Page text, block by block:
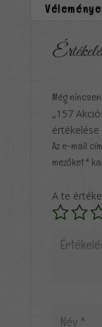
Még
„157
Az e-mail
mezőket *
A te